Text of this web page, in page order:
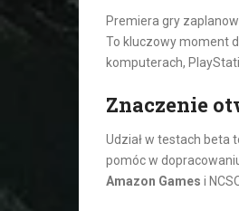
Premiera gry
To kluczowy moment
komputerach,
Znaczenie
Udział w testach beta
pomóc w
Amazon Games i